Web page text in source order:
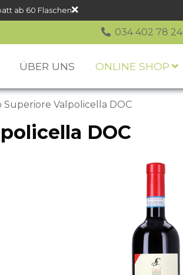
ab 60 Flaschen
034 402 78 24
ÜBER UNS ONLINE SHOP
Superiore Valpolicella DOC
DOC